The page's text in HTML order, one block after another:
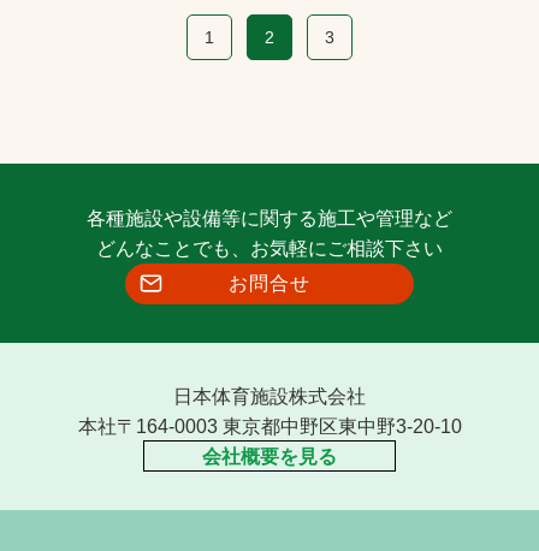
1 2 3
各種施設や設備等に関する施工や管理など
どんなことでも、お気軽にご相談下さい
お問合せ
日本体育施設株式会社
本社〒164-0003 東京都中野区東中野3-20-10
会社概要を見る